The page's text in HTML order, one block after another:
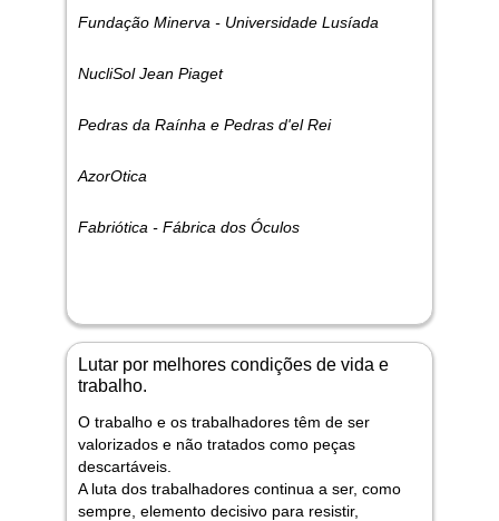
Fundação Minerva - Universidade Lusíada
NucliSol Jean Piaget
Pedras da Raínha e Pedras d'el Rei
AzorOtica
Fabriótica - Fábrica dos Óculos
Lutar por melhores condições de vida e
trabalho.
O trabalho e os trabalhadores têm de ser
valorizados e não tratados como peças
descartáveis.
A luta dos trabalhadores continua a ser, como
sempre, elemento decisivo para resistir,